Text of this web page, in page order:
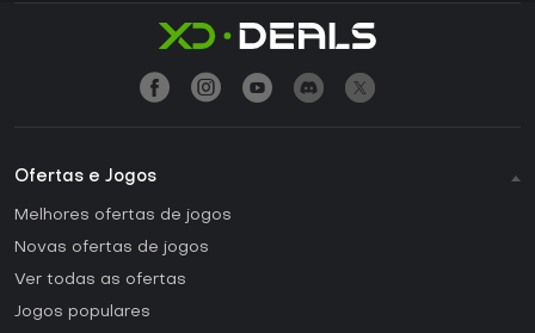
Ofertas e Jogos
Melhores ofertas de jogos
Novas ofertas de jogos
Ver todas as ofertas
Jogos populares